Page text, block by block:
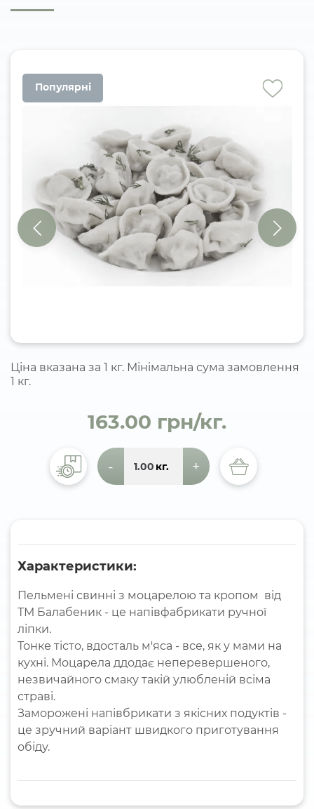
Популярні
Ціна вказана за 1 кг. Мінімальна сума замовлення
1 кг.
163.00 грн/кг.
- кг. +
Характеристики:
Пельмені свинні з моцарелою та кропом від
ТМ Балабеник - це напівфабрикати ручної
ліпки.
Тонке тісто, вдосталь м'яса - все, як у мами на
кухні. Моцарела ддодає неперевершеного,
незвичайного смаку такій улюбленій всіма
страві.
Заморожені напівбрикати з якісних подуктів -
це зручний варіант швидкого приготування
обіду.